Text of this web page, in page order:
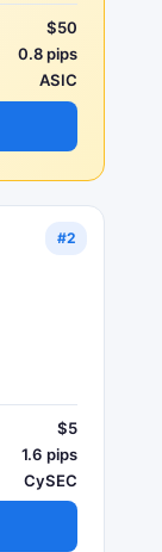
$50
0.8 pips
ASIC
#2
$5
1.6 pips
CySEC